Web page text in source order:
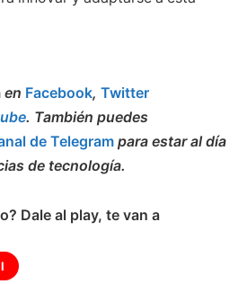
en Facebook, Twitter
. También puedes
de Telegram para estar al día
de tecnología.
Dale al play, te van a